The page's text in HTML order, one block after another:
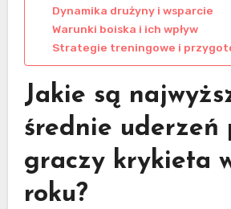
Dynamika drużyny i wsparcie
Warunki boiska i ich wpływ
Strategie treningowe i
Jakie są
średnie uderzeń
graczy krykieta
roku?